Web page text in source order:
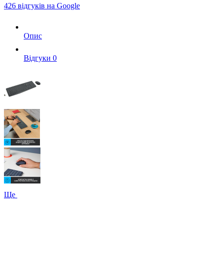
426 відгуків на Google
Опис
Вiдгуки 0
Ще